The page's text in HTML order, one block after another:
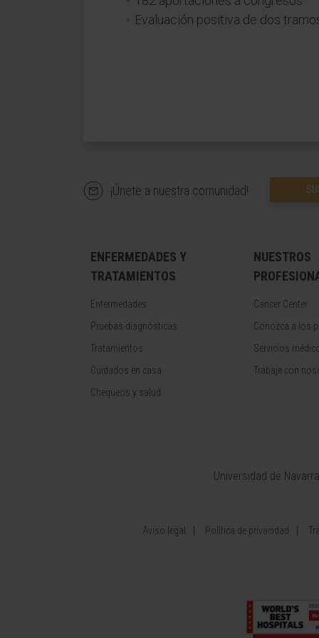
Evaluación positiva de dos
¡Únete a nuestra comunidad!
ENFERMEDADES Y
TRATAMIENTOS
Enfermedades
Pruebas diagnósticas
Tratamientos
Cuidados en casa
Chequeos y salud
NUESTROS
Cancer Center
Conozca a los
Servicios
Trabaje con
Universidad de Navarra
Aviso legal Política de privacidad